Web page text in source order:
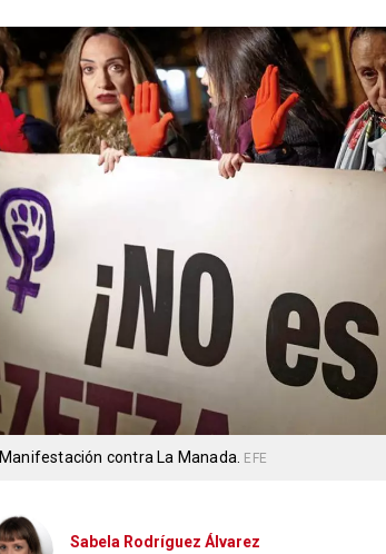
Manifestación contra La Manada. EFE
Sabela Rodríguez Álvarez